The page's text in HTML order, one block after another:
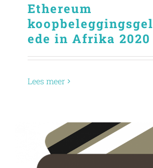
Ethereum
ede in Afrika 2020
Lees meer